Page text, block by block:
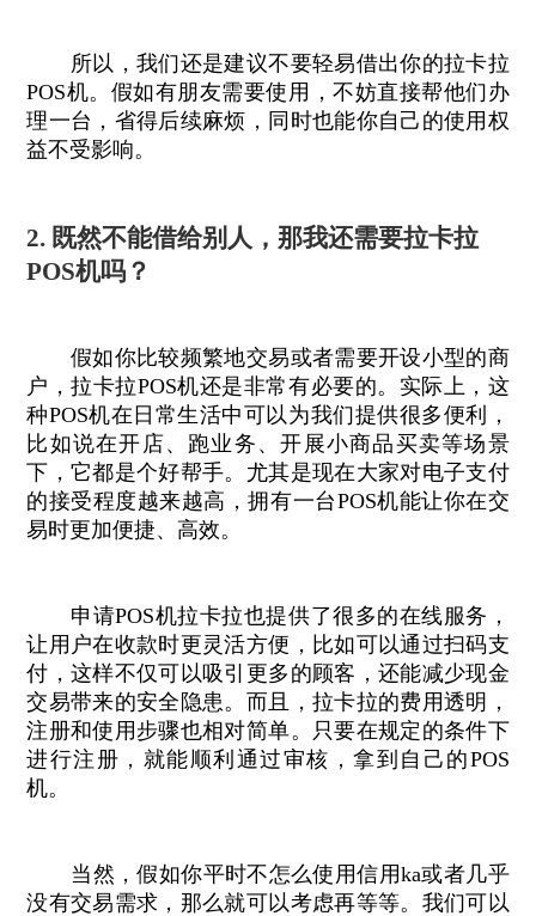
所以，我们还是建议不要轻易借出你的拉卡拉
POS机。假如有朋友需要使用，不妨直接帮他们办
理一台，省得后续麻烦，同时也能你自己的使用权
益不受影响。
2. 既然不能借给别人，那我还需要拉卡拉
POS机吗？
假如你比较频繁地交易或者需要开设小型的商
户，拉卡拉POS机还是非常有必要的。实际上，这
种POS机在日常生活中可以为我们提供很多便利，
比如说在开店、跑业务、开展小商品买卖等场景
下，它都是个好帮手。尤其是现在大家对电子支付
的接受程度越来越高，拥有一台POS机能让你在交
易时更加便捷、高效。
申请POS机拉卡拉也提供了很多的在线服务，
让用户在收款时更灵活方便，比如可以通过扫码支
付，这样不仅可以吸引更多的顾客，还能减少现金
交易带来的安全隐患。而且，拉卡拉的费用透明，
注册和使用步骤也相对简单。只要在规定的条件下
进行注册，就能顺利通过审核，拿到自己的POS
机。
当然，假如你平时不怎么使用信用ka或者几乎
没有交易需求，那么就可以考虑再等等。我们可以